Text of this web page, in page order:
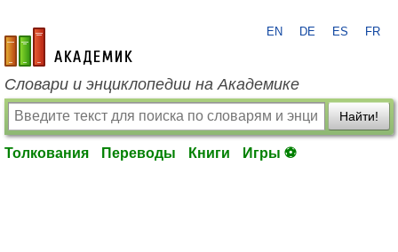
academic.ru
EN DE ES FR
Словари и энциклопедии на Академике
Найти!
Толкования Переводы Книги Игры ⚽